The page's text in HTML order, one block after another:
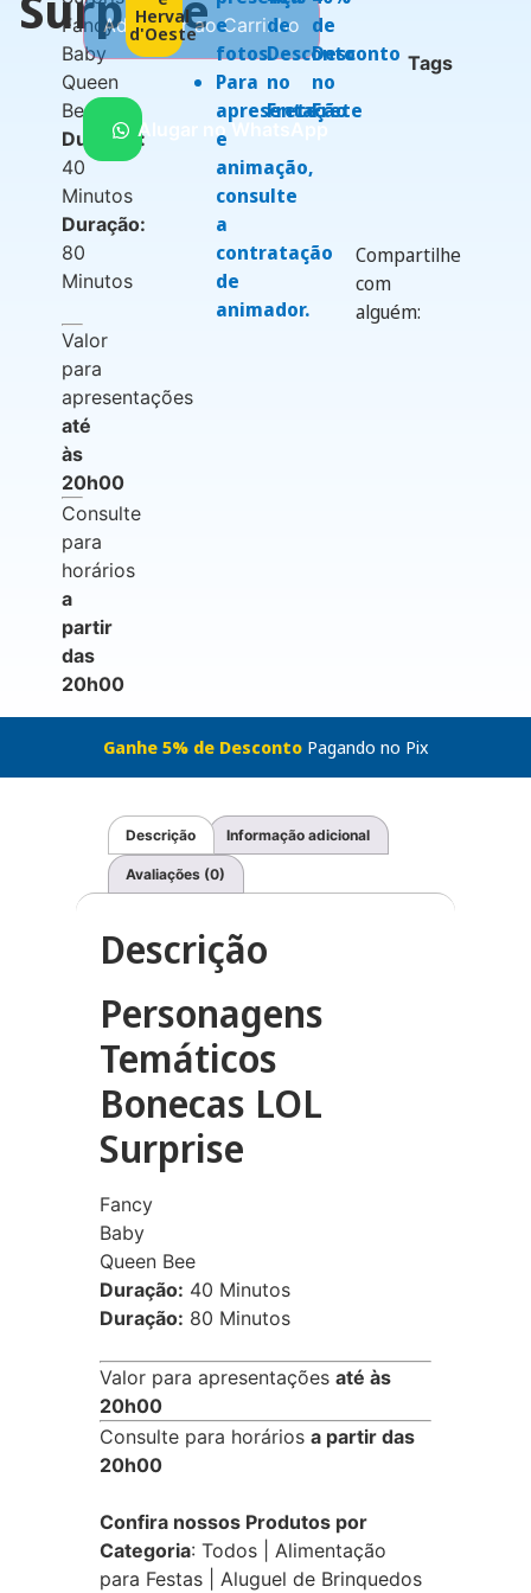
Fancy
Baby
Queen
Bee
Duração:
40
Minutos
Duração:
80
Minutos
Valor
para
apresentações
até
às
20h00
Consulte
para
horários
a
partir
das
20h00
Adicionar ao Carrinho
Alugar no WhatsApp
Herval
d'Oeste
e
fotos.
Para
apresentação
e
animação,
consulte
a
contratação
de
animador.
de
Desconto
no
Frete
de
Desconto
no
Frete
Compartilhe
com
alguém:
Tags
Ganhe 5% de DescontoPagando no Pix
Descrição Informação adicional
Avaliações (0)
Descrição
Personagens
Temáticos
Bonecas LOL
Surprise
Fancy
Baby
Queen Bee
Duração: 40 Minutos
Duração: 80 Minutos
Valor para apresentações até às
20h00
Consulte para horários a partir das
20h00
Confira nossos Produtos por
Categoria: Todos
Alimentação
para Festas
Aluguel de Brinquedos